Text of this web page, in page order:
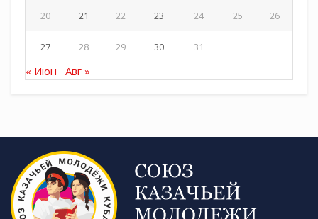
20 21 22 23 24 25 26
27 28 29 30 31
« Июн Авг »